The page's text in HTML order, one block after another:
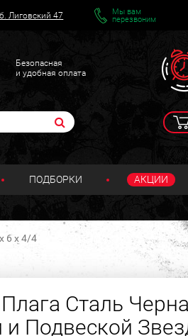
Лиговский 47
Мы вам
перезвоним
Безопасная
и удобная оплата
ПОДБОРКИ АКЦИИ
6 х 4/4
Сталь
Подвеской